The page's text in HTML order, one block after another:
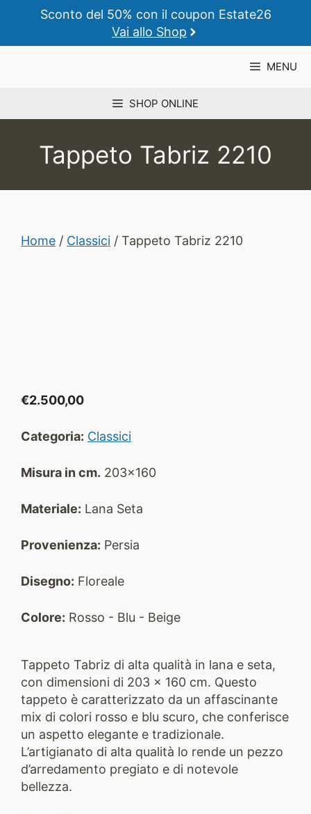
contenuto
Sconto del 50% con il coupon Estate26
Vai allo Shop
MENU
SHOP ONLINE
Tappeto Tabriz 2210
Home / Classici / Tappeto Tabriz 2210
€2.500,00
Categoria: Classici
Misura in cm. 203x160
Materiale: Lana Seta
Provenienza: Persia
Disegno: Floreale
Colore: Rosso - Blu - Beige
Tappeto Tabriz di alta qualità in lana e seta,
con dimensioni di 203 x 160 cm. Questo
tappeto è caratterizzato da un affascinante
mix di colori rosso e blu scuro, che conferisce
un aspetto elegante e tradizionale.
L’artigianato di alta qualità lo rende un pezzo
d’arredamento pregiato e di notevole
bellezza.